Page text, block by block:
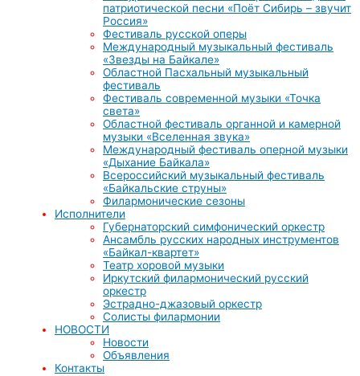
патриотической песни «Поёт Сибирь – звучит
Россия»
Фестиваль русской оперы
Международный музыкальный фестиваль
«Звезды на Байкале»
Областной Пасхальный музыкальный
фестиваль
Фестиваль современной музыки «Точка
света»
Областной фестиваль органной и камерной
музыки «Вселенная звука»
Международный фестиваль оперной музыки
«Дыхание Байкала»
Всероссийский музыкальный фестиваль
«Байкальские струны»
Филармонические сезоны
Исполнители
Губернаторский симфонический оркестр
Ансамбль русских народных инструментов
«Байкал-квартет»
Театр хоровой музыки
Иркутский филармонический русский
оркестр
Эстрадно-джазовый оркестр
Солисты филармонии
НОВОСТИ
Новости
Объявления
Контакты